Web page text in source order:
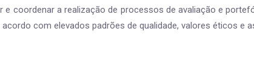
coordenar a realização de processos de avaliação e
com elevados padrões de qualidade, valores éticos e